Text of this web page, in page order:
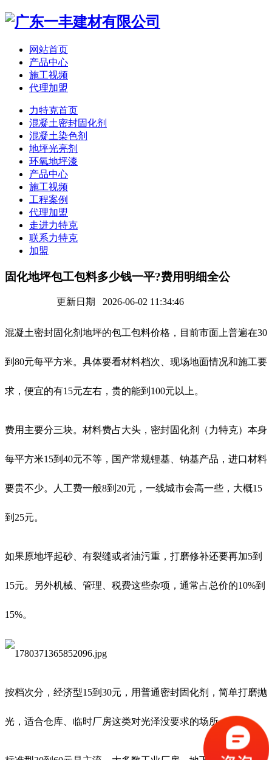
网站首页
产品中心
施工视频
代理加盟
力特克首页
混凝土密封固化剂
混凝土染色剂
地坪光亮剂
环氧地坪漆
产品中心
施工视频
工程案例
代理加盟
走进力特克
联系力特克
加盟
固化地坪包工包料多少钱一平?费用明细全公
更新日期 2026-06-02 11:34:46
混凝土密封固化剂地坪的包工包料价格，目前市面上普遍在30
到80元每平方米。具体要看材料档次、现场地面情况和施工要
求，便宜的有15元左右，贵的能到100元以上。
费用主要分三块。材料费占大头，密封固化剂（力特克）本身
每平方米15到40元不等，国产常规锂基、钠基产品，进口材料
要贵不少。人工费一般8到20元，一线城市会高一些，大概15
到25元。
如果原地坪起砂、有裂缝或者油污重，打磨修补还要再加5到
15元。另外机械、管理、税费这些杂项，通常占总价的10%到
15%。
按档次分，经济型15到30元，用普通密封固化剂，简单打磨抛
光，适合仓库、临时厂房这类对光泽没要求的场所。